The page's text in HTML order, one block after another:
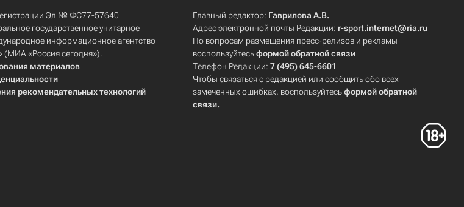
Эл № ФС77-57640
государственное унитарное
информационное агентство
(МИА «Россия сегодня»).
материалов
рекомендательных технологий
Главный редактор: Гаврилова А.В.
Адрес электронной почты Редакции: r-sport.internet@ria.ru
По вопросам размещения пресс-релизов и рекламы
воспользуйтесьформой обратной связи
Телефон Редакции:7 (495) 645-6601
Чтобы связаться с редакцией или сообщить обо всех
замеченных ошибках, воспользуйтесьформой обратной
связи.